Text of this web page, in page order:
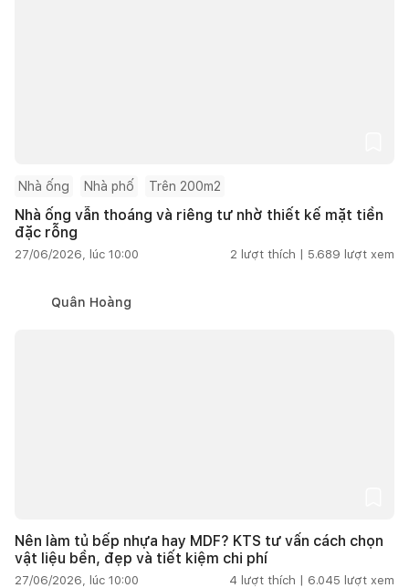
Nhà ống Nhà phố Trên 200m2
Nhà ống vẫn thoáng và riêng tư nhờ thiết kế mặt tiền
đặc rỗng
27/06/2026, lúc 10:00 2 lượt thích | 5.689 lượt xem
Quân Hoàng
Nên làm tủ bếp nhựa hay MDF? KTS tư vấn cách chọn
vật liệu bền, đẹp và tiết kiệm chi phí
27/06/2026, lúc 10:00 4 lượt thích | 6.045 lượt xem